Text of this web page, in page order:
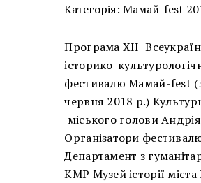
Категорія: Мамай-fest
Програма ХІІ
історико-
фестивалю Мамай-fest
червня 2018 р.)
міського голови
Організатори
Департамент з
КМР Музей історії